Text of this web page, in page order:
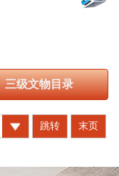
三级文物目录
跳转 末页